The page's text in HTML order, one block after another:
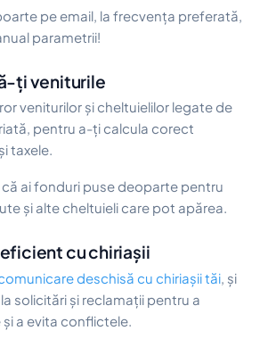
pe email, la frecvența preferată,
parametrii!
ți veniturile
veniturilor și cheltuielilor legate de
pentru a-ți calcula corect
taxele.
ai fonduri puse deoparte pentru
și alte cheltuieli care pot apărea.
cu chiriașii
deschisă cu chiriașii tăi , și
solicitări și reclamații pentru a
a evita conflictele.